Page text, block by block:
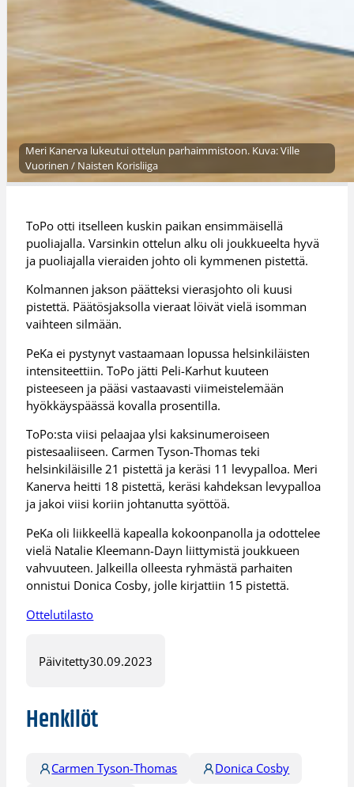
Meri Kanerva lukeutui ottelun parhaimmistoon. Kuva: Ville
Vuorinen / Naisten Korisliiga
ToPo otti itselleen kuskin paikan ensimmäisellä
puoliajalla. Varsinkin ottelun alku oli joukkueelta hyvä
ja puoliajalla vieraiden johto oli kymmenen pistettä.
Kolmannen jakson päätteksi vierasjohto oli kuusi
pistettä. Päätösjaksolla vieraat löivät vielä isomman
vaihteen silmään.
PeKa ei pystynyt vastaamaan lopussa helsinkiläisten
intensiteettiin. ToPo jätti Peli-Karhut kuuteen
pisteeseen ja pääsi vastaavasti viimeistelemään
hyökkäyspäässä kovalla prosentilla.
ToPo:sta viisi pelaajaa ylsi kaksinumeroiseen
pistesaaliiseen. Carmen Tyson-Thomas teki
helsinkiläisille 21 pistettä ja keräsi 11 levypalloa. Meri
Kanerva heitti 18 pistettä, keräsi kahdeksan levypalloa
ja jakoi viisi koriin johtanutta syöttöä.
PeKa oli liikkeellä kapealla kokoonpanolla ja odottelee
vielä Natalie Kleemann-Dayn liittymistä joukkueen
vahvuuteen. Jalkeilla olleesta ryhmästä parhaiten
onnistui Donica Cosby, jolle kirjattiin 15 pistettä.
Ottelutilasto
Päivitetty30.09.2023
Henkilöt
Carmen Tyson-Thomas
Donica Cosby